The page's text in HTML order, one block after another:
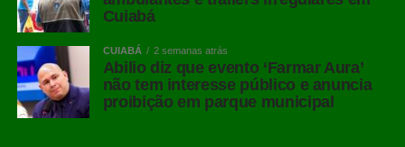
Cuiabá
CUIABÁ 2 semanas atrás
Abilio diz que evento ‘Farmar Aura’
não tem interesse público e anuncia
proibição em parque municipal